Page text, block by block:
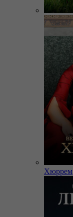
Хюррем